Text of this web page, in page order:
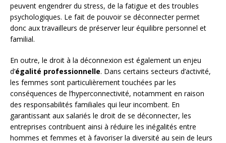
peuvent engendrer du stress, de la fatigue et des troubles
psychologiques. Le fait de pouvoir se déconnecter permet
donc aux travailleurs de préserver leur équilibre personnel et
familial.
En outre, le droit à la déconnexion est également un enjeu
d’égalité professionnelle. Dans certains secteurs d’activité,
les femmes sont particulièrement touchées par les
conséquences de l’hyperconnectivité, notamment en raison
des responsabilités familiales qui leur incombent. En
garantissant aux salariés le droit de se déconnecter, les
entreprises contribuent ainsi à réduire les inégalités entre
hommes et femmes et à favoriser la diversité au sein de leurs